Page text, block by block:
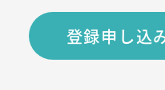
登録申し込